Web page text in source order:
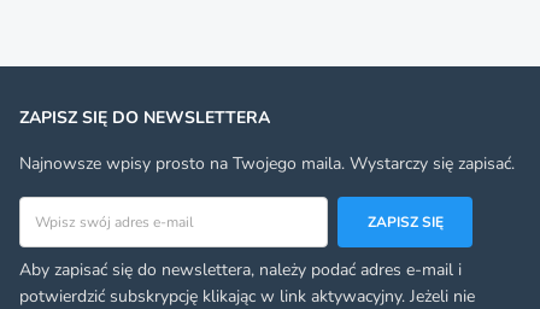
ZAPISZ SIĘ DO NEWSLETTERA
Najnowsze wpisy prosto na Twojego maila. Wystarczy się zapisać.
Adres email
ZAPISZ SIĘ
Aby zapisać się do newslettera, należy podać adres e-mail i
potwierdzić subskrypcję klikając w link aktywacyjny. Jeżeli nie